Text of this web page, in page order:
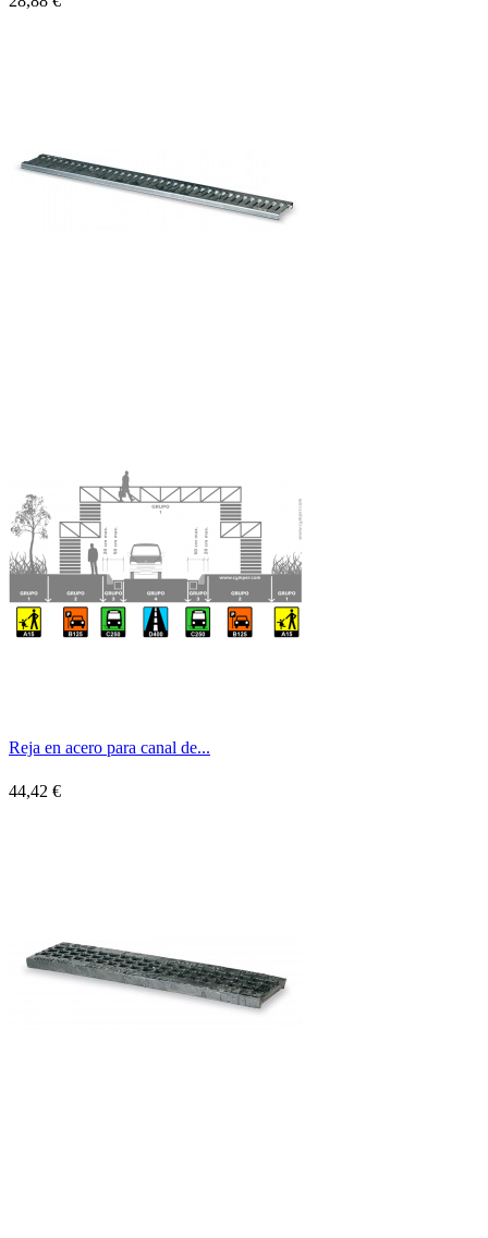
Reja en acero para canal de...
44,42 €